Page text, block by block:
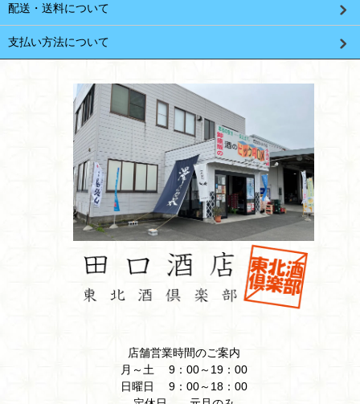
配送・送料について
支払い方法について
店舗営業時間のご案内
月～土 9：00～19：00
日曜日 9：00～18：00